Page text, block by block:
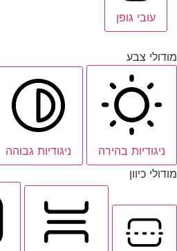
עובי גופן
מודולי צבע
ניגודיות בהירה ניגודיות גבוהה
מודולי כיוון